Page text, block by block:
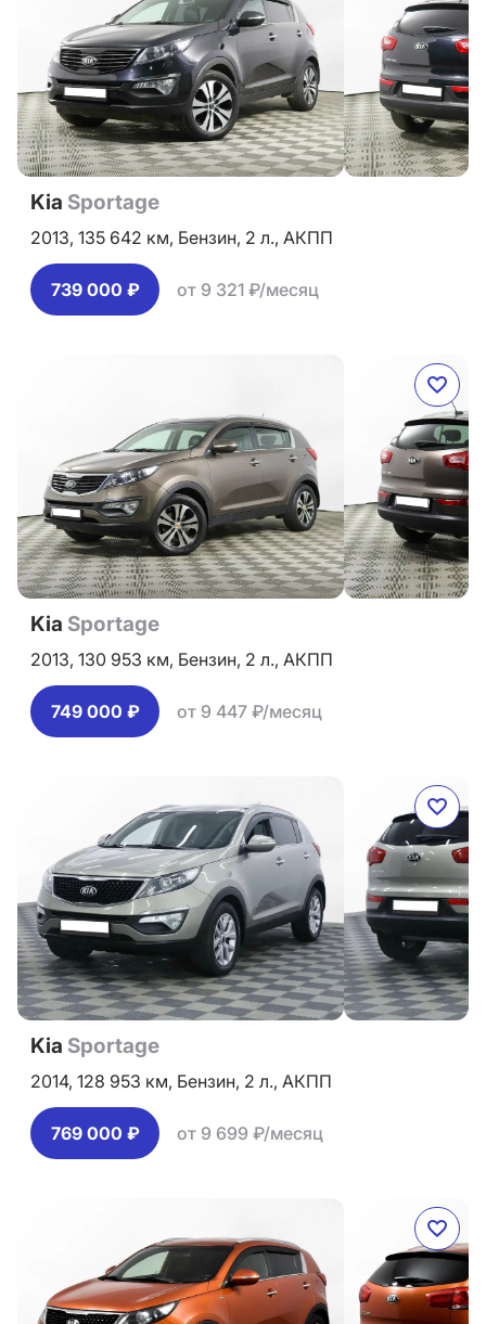
Kia Sportage
2013, 135 642 км, Бензин, 2 л., АКПП
739 000 ₽ от 9 321 ₽/месяц
Kia Sportage
2013, 130 953 км, Бензин, 2 л., АКПП
749 000 ₽ от 9 447 ₽/месяц
Kia Sportage
2014, 128 953 км, Бензин, 2 л., АКПП
769 000 ₽ от 9 699 ₽/месяц